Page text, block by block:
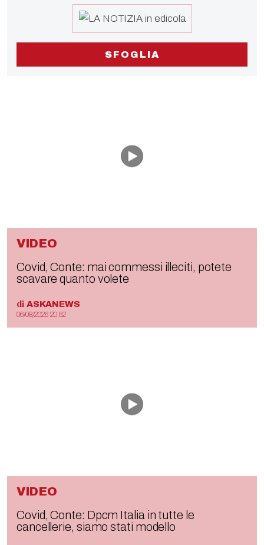
SFOGLIA
VIDEO
Covid, Conte: mai commessi illeciti, potete
scavare quanto volete
di ASKANEWS
06/08/2026 20:52
VIDEO
Covid, Conte: Dpcm Italia in tutte le
cancellerie, siamo stati modello